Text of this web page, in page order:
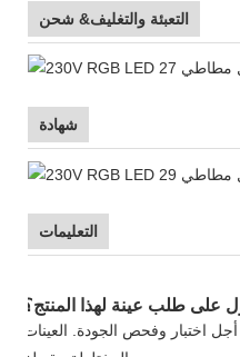
التعبئة والتغليف& شحن
شهادة
التعليمات
اختبار وفحص الجودة. العينات